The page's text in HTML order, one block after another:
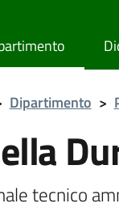
Dipartimento >
tecnico